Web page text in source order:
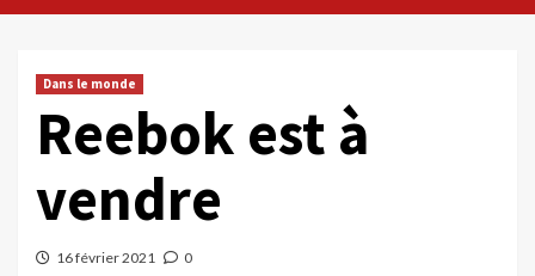
Dans le monde
Reebok est à
vendre
16 février 2021 0